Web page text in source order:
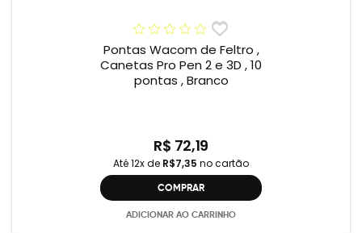
Pontas Wacom de Feltro ,
Canetas Pro Pen 2 e 3D , 10
pontas , Branco
R$ 72,19
Até 12x de R$7,35 no cartão
COMPRAR
ADICIONAR AO CARRINHO